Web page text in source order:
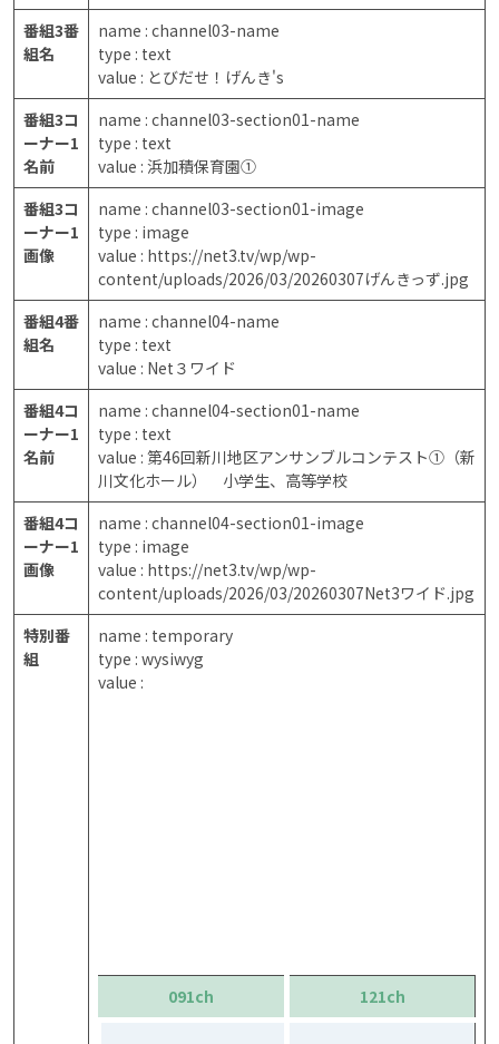
番組3番
組名
name : channel03-name
type : text
value : とびだせ！げんき's
番組3コ
ーナー1
名前
name : channel03-section01-name
type : text
value : 浜加積保育園①
番組3コ
ーナー1
画像
name : channel03-section01-image
type : image
value : https://net3.tv/wp/wp-
content/uploads/2026/03/20260307げんきっず.jpg
番組4番
組名
name : channel04-name
type : text
value : Net３ワイド
番組4コ
ーナー1
名前
name : channel04-section01-name
type : text
value : 第46回新川地区アンサンブルコンテスト①（新
川文化ホール） 小学生、高等学校
番組4コ
ーナー1
画像
name : channel04-section01-image
type : image
value : https://net3.tv/wp/wp-
content/uploads/2026/03/20260307Net3ワイド.jpg
特別番
組
name : temporary
type : wysiwyg
value :
091ch 121ch